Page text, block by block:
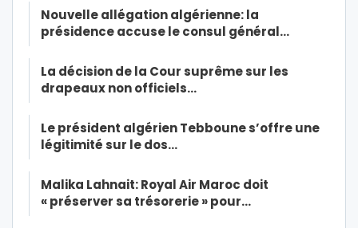
Nouvelle allégation algérienne: la
présidence accuse le consul général…
La décision de la Cour suprême sur les
drapeaux non officiels…
Le président algérien Tebboune s’offre une
légitimité sur le dos…
Malika Lahnait: Royal Air Maroc doit
« préserver sa trésorerie » pour…